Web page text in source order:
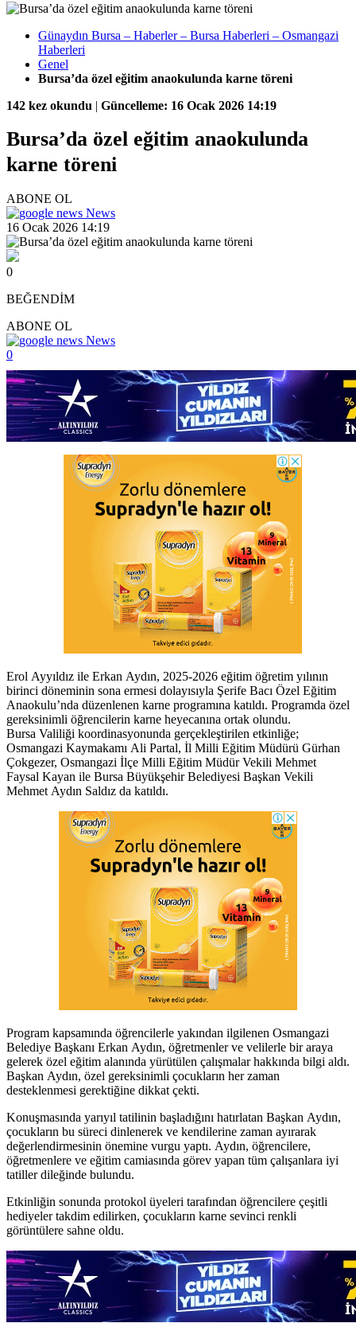
Günaydın Bursa – Haberler – Bursa Haberleri – Osmangazi
Haberleri
Genel
Bursa’da özel eğitim anaokulunda karne töreni
142 kez okundu | Güncelleme: 16 Ocak 2026 14:19
Bursa’da özel eğitim anaokulunda
karne töreni
ABONE OL
News
16 Ocak 2026 14:19
0
BEĞENDİM
ABONE OL
News
0
Erol Ayyıldız ile Erkan Aydın, 2025-2026 eğitim öğretim yılının
birinci döneminin sona ermesi dolayısıyla Şerife Bacı Özel Eğitim
Anaokulu’nda düzenlenen karne programına katıldı. Programda özel
gereksinimli öğrencilerin karne heyecanına ortak olundu.
Bursa Valiliği koordinasyonunda gerçekleştirilen etkinliğe;
Osmangazi Kaymakamı Ali Partal, İl Milli Eğitim Müdürü Gürhan
Çokgezer, Osmangazi İlçe Milli Eğitim Müdür Vekili Mehmet
Faysal Kayan ile Bursa Büyükşehir Belediyesi Başkan Vekili
Mehmet Aydın Saldız da katıldı.
Program kapsamında öğrencilerle yakından ilgilenen Osmangazi
Belediye Başkanı Erkan Aydın, öğretmenler ve velilerle bir araya
gelerek özel eğitim alanında yürütülen çalışmalar hakkında bilgi aldı.
Başkan Aydın, özel gereksinimli çocukların her zaman
desteklenmesi gerektiğine dikkat çekti.
Konuşmasında yarıyıl tatilinin başladığını hatırlatan Başkan Aydın,
çocukların bu süreci dinlenerek ve kendilerine zaman ayırarak
değerlendirmesinin önemine vurgu yaptı. Aydın, öğrencilere,
öğretmenlere ve eğitim camiasında görev yapan tüm çalışanlara iyi
tatiller dileğinde bulundu.
Etkinliğin sonunda protokol üyeleri tarafından öğrencilere çeşitli
hediyeler takdim edilirken, çocukların karne sevinci renkli
görüntülere sahne oldu.